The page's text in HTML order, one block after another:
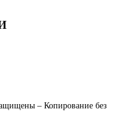
– Копирование без